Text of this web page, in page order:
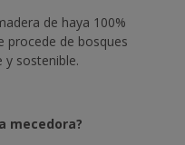
de haya 100%
procede de bosques
y sostenible.
mecedora?